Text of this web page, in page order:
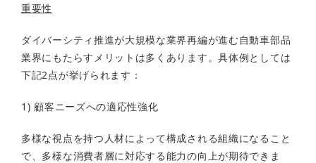
重要性
ダイバーシティ推進が大規模な業界再編が進む自動車部品
業界にもたらすメリットは多くあります。具体例としては
下記2点が挙げられます：
1) 顧客ニーズへの適応性強化
多様な視点を持つ人材によって構成される組織になること
で、多様な消費者層に対応する能力の向上が期待できま